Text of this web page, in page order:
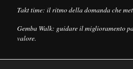
Takt time: il ritmo della domanda che
Gemba Walk: guidare il miglioramento
valore.